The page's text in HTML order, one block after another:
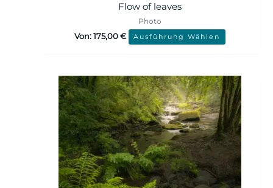
Flow of leaves
Photo
Von:175,00€ Ausführung Wählen